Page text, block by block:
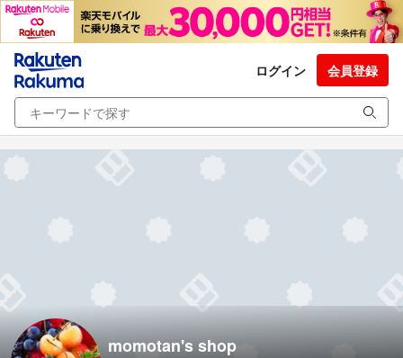
ログイン 会員登録
momotan's shop